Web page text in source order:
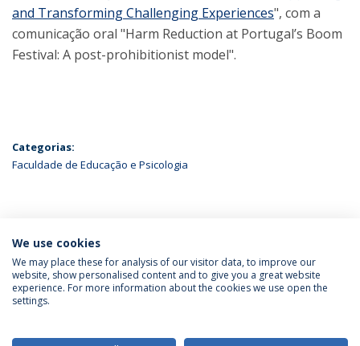
and Transforming Challenging Experiences", com a
comunicação oral "Harm Reduction at Portugal’s Boom
Festival: A post-prohibitionist model".
Categorias:
Faculdade de Educação e Psicologia
ÚLTIMAS NOTÍCIAS
Política de Privacidade
Termos & Condições
We use cookies
We may place these for analysis of our visitor data, to improve our
website, show personalised content and to give you a great website
experience. For more information about the cookies we use open the
settings.